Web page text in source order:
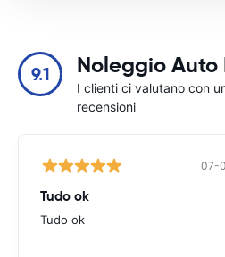
9.1 Noleggio Auto
I clienti ci valutano con
recensioni
07-
Tudo ok
Tudo ok